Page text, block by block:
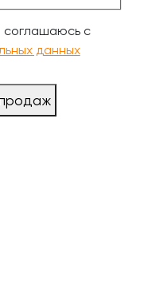
соглашаюсь с
данных